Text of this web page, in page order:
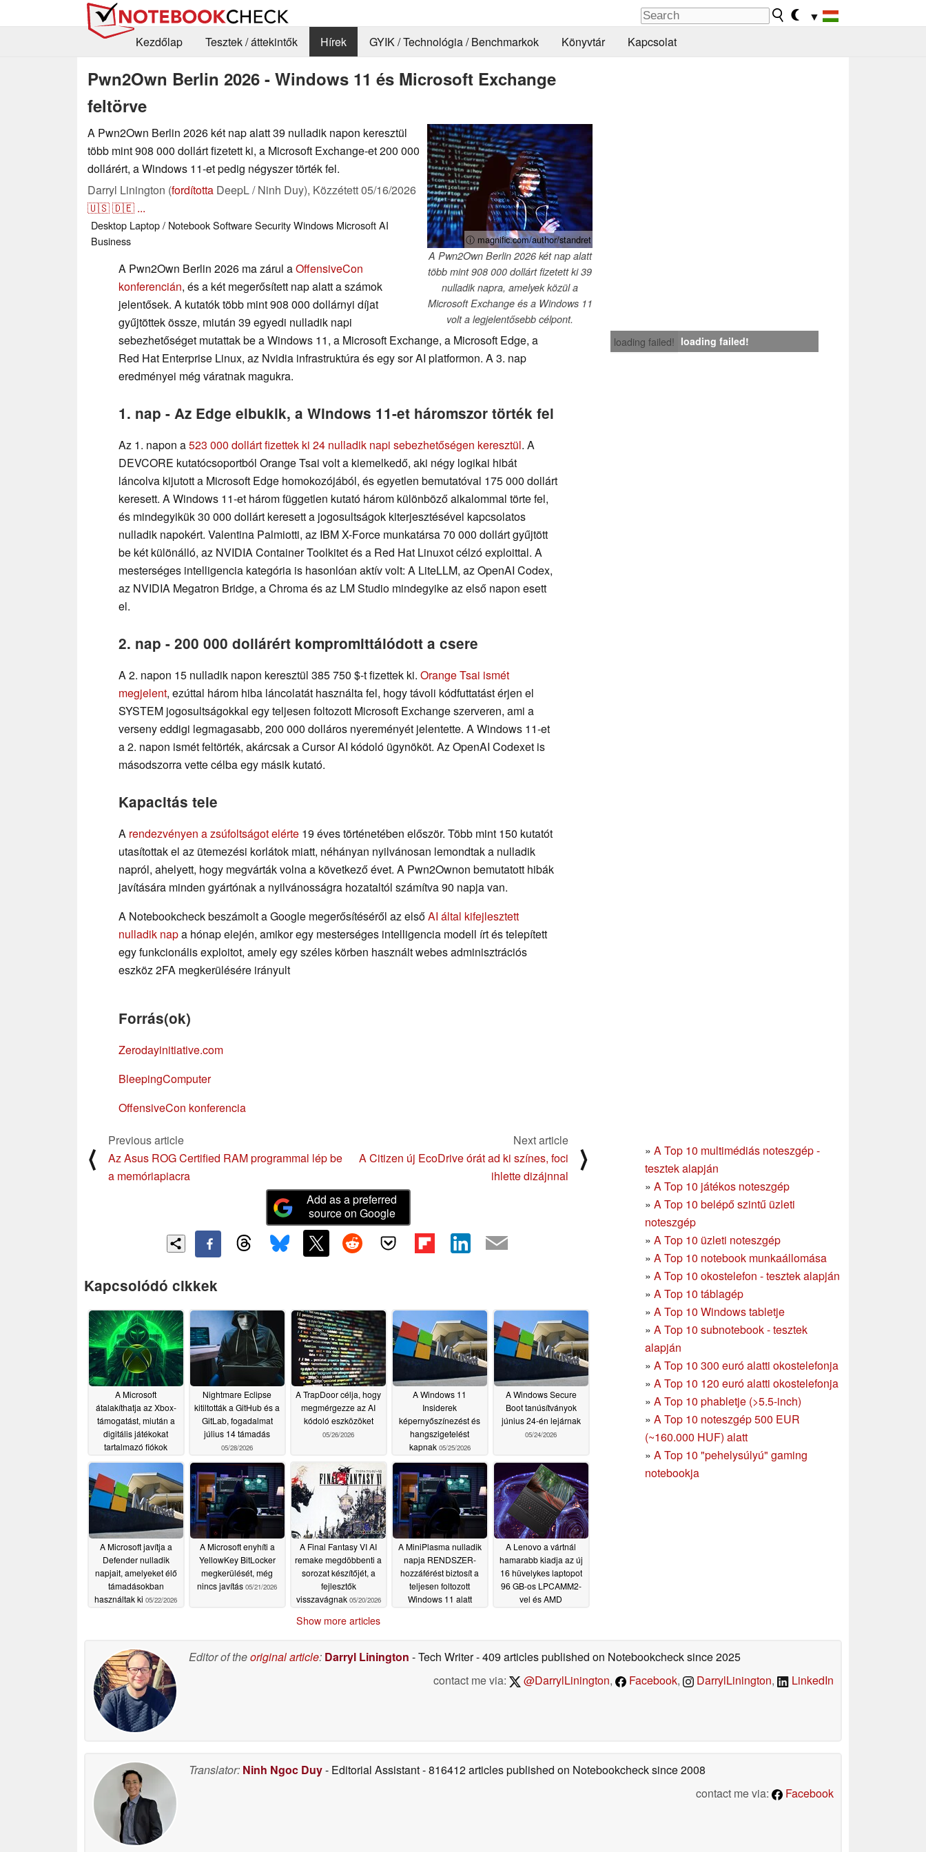
▼
Kezdőlap
Tesztek / áttekintők Hírek GYIK / Technológia / Benchmarkok Könyvtár Kapcsolat
Pwn2Own Berlin 2026 - Windows 11 és Microsoft Exchange
feltörve
ⓘ magnific.com/author/standret
A Pwn2Own Berlin 2026 két nap alatt
több mint 908 000 dollárt fizetett ki 39
nulladik napra, amelyek közül a
Microsoft Exchange és a Windows 11
volt a legjelentősebb célpont.
A Pwn2Own Berlin 2026 két nap alatt 39 nulladik napon keresztül
több mint 908 000 dollárt fizetett ki, a Microsoft Exchange-et 200 000
dollárért, a Windows 11-et pedig négyszer törték fel.
Darryl Linington (fordította DeepL / Ninh Duy), Közzétett05/16/2026
🇺🇸🇩🇪 ...
Desktop Laptop / NotebookSoftwareSecurityWindows MicrosoftAI
Business
loading failed! loading failed!
A Pwn2Own Berlin 2026 ma zárul aOffensiveCon
konferencián, és a két megerősített nap alatt a számok
jelentősek. A kutatók több mint 908 000 dollárnyi díjat
gyűjtöttek össze, miután 39 egyedi nulladik napi
sebezhetőséget mutattak be a Windows 11, a Microsoft Exchange, a Microsoft Edge, a
Red Hat Enterprise Linux, az Nvidia infrastruktúra és egy sor AI platformon. A 3. nap
eredményei még váratnak magukra.
1. nap - Az Edge elbukik, a Windows 11-et háromszor törték fel
Az 1. napon a523 000 dollárt fizettek ki 24 nulladik napi sebezhetőségen keresztül. A
DEVCORE kutatócsoportból Orange Tsai volt a kiemelkedő, aki négy logikai hibát
láncolva kijutott a Microsoft Edge homokozójából, és egyetlen bemutatóval 175 000 dollárt
keresett. A Windows 11-et három független kutató három különböző alkalommal törte fel,
és mindegyikük 30 000 dollárt keresett a jogosultságok kiterjesztésével kapcsolatos
nulladik napokért. Valentina Palmiotti, az IBM X-Force munkatársa 70 000 dollárt gyűjtött
be két különálló, az NVIDIA Container Toolkitet és a Red Hat Linuxot célzó exploittal. A
mesterséges intelligencia kategória is hasonlóan aktív volt: A LiteLLM, az OpenAI Codex,
az NVIDIA Megatron Bridge, a Chroma és az LM Studio mindegyike az első napon esett
el.
2. nap - 200 000 dollárért kompromittálódott a csere
A 2. napon 15 nulladik napon keresztül 385 750 $-t fizettek ki. Orange Tsai ismét
megjelent, ezúttal három hiba láncolatát használta fel, hogy távoli kódfuttatást érjen el
SYSTEM jogosultságokkal egy teljesen foltozott Microsoft Exchange szerveren, ami a
verseny eddigi legmagasabb, 200 000 dolláros nyereményét jelentette. A Windows 11-et
a 2. napon ismét feltörték, akárcsak a Cursor AI kódoló ügynököt. Az OpenAI Codexet is
másodszorra vette célba egy másik kutató.
Kapacitás tele
A rendezvényen a zsúfoltságot elérte 19 éves történetében először. Több mint 150 kutatót
utasítottak el az ütemezési korlátok miatt, néhányan nyilvánosan lemondtak a nulladik
napról, ahelyett, hogy megvárták volna a következő évet. A Pwn2Ownon bemutatott hibák
javítására minden gyártónak a nyilvánosságra hozataltól számítva 90 napja van.
A Notebookcheck beszámolt a Google megerősítéséről az elsőAI által kifejlesztett
nulladik napa hónap elején, amikor egy mesterséges intelligencia modell írt és telepített
egy funkcionális exploitot, amely egy széles körben használt webes adminisztrációs
eszköz 2FA megkerülésére irányult
Forrás(ok)
Zerodayinitiative.com
BleepingComputer
OffensiveCon konferencia
» A Top 10 multimédiás noteszgép -
tesztek alapján
» A Top 10 játékos noteszgép
» A Top 10 belépő szintű üzleti
noteszgép
» A Top 10 üzleti noteszgép
» A Top 10 notebook munkaállomása
» A Top 10 okostelefon - tesztek alapján
» A Top 10 táblagép
» A Top 10 Windows tabletje
» A Top 10 subnotebook - tesztek
alapján
» A Top 10 300 euró alatti okostelefonja
» A Top 10 120 euró alatti okostelefonja
» A Top 10 phabletje (>5.5-inch)
» A Top 10 noteszgép 500 EUR
(~160.000 HUF) alatt
» A Top 10 "pehelysúlyú" gaming
notebookja
⟨
Previous article
Az Asus ROG Certified RAM programmal lép be
a memóriapiacra
Next article
A Citizen új EcoDrive órát ad ki színes, foci
ihlette dizájnnal
⟩
Add as a preferred
source on Google
Kapcsolódó cikkek
A Microsoft
átalakíthatja az Xbox-
támogatást, miután a
digitális játékokat
tartalmazó fiókok
maradnak07/22/2026
Nightmare Eclipse
kitiltották a GitHub és a
GitLab, fogadalmat
július 14 támadás
05/28/2026
A TrapDoor célja, hogy
megmérgezze az AI
kódoló eszközöket
05/26/2026
A Windows 11
Insiderek
képernyőszínezést és
hangszigetelést
kapnak 05/25/2026
A Windows Secure
Boot tanúsítványok
június 24-én lejárnak
05/24/2026
A Microsoft javítja a
Defender nulladik
napjait, amelyeket élő
támadásokban
használtak ki 05/22/2026
A Microsoft enyhíti a
YellowKey BitLocker
megkerülését, még
nincs javítás 05/21/2026
A Final Fantasy VI AI
remake megdöbbenti a
sorozat készítőjét, a
fejlesztők
visszavágnak 05/20/2026
A MiniPlasma nulladik
napja RENDSZER-
hozzáférést biztosít a
teljesen foltozott
Windows 11 alatt
A Lenovo a vártnál
hamarabb kiadja az új
16 hüvelykes laptopot
96 GB-os LPCAMM2-
vel és AMD
Show more articles
Editor of theoriginal article: Darryl Linington - Tech Writer- 409 articles published on Notebookchecksince 2025
contact me via:
@DarrylLinington, Facebook, DarrylLinington, LinkedIn
Translator: Ninh Ngoc Duy- Editorial Assistant- 816412 articles published on Notebookchecksince 2008
contact me via:
Facebook